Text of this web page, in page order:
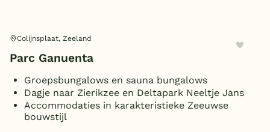
Colijnsplaat, Zeeland
Parc Ganuenta
Groepsbungalows en sauna bungalows
Dagje naar Zierikzee en Deltapark Neeltje Jans
Accommodaties in karakteristieke Zeeuwse
bouwstijl